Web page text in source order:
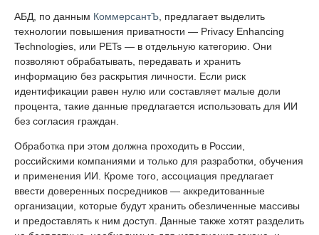
АБД, по данным КоммерсантЪ , предлагает выделить
технологии повышения приватности — Privacy Enhancing
Technologies, или PETs — в отдельную категорию. Они
позволяют обрабатывать, передавать и хранить
информацию без раскрытия личности. Если риск
идентификации равен нулю или составляет малые доли
процента, такие данные предлагается использовать для ИИ
без согласия граждан.
Обработка при этом должна проходить в России,
российскими компаниями и только для разработки, обучения
и применения ИИ. Кроме того, ассоциация предлагает
ввести доверенных посредников — аккредитованные
организации, которые будут хранить обезличенные массивы
и предоставлять к ним доступ. Данные также хотят разделить